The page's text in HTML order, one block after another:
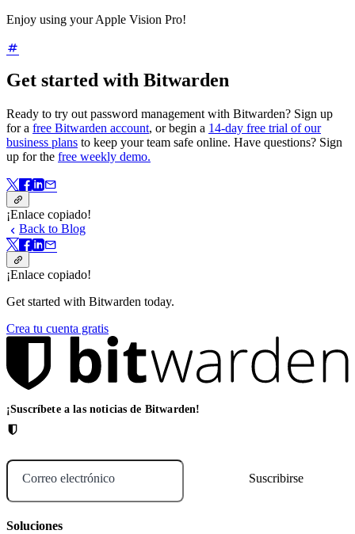
Enjoy using your Apple Vision Pro!
Get started with Bitwarden
Ready to try out password management with Bitwarden? Sign up
for a free Bitwarden account, or begin a 14-day free trial of our
business plans to keep your team safe online. Have questions? Sign
up for the free weekly demo.
¡Enlace copiado!
Back to Blog
¡Enlace copiado!
Get started with Bitwarden today.
Crea tu cuenta gratis
¡Suscríbete a las noticias de Bitwarden!
Correo electrónico
Soluciones